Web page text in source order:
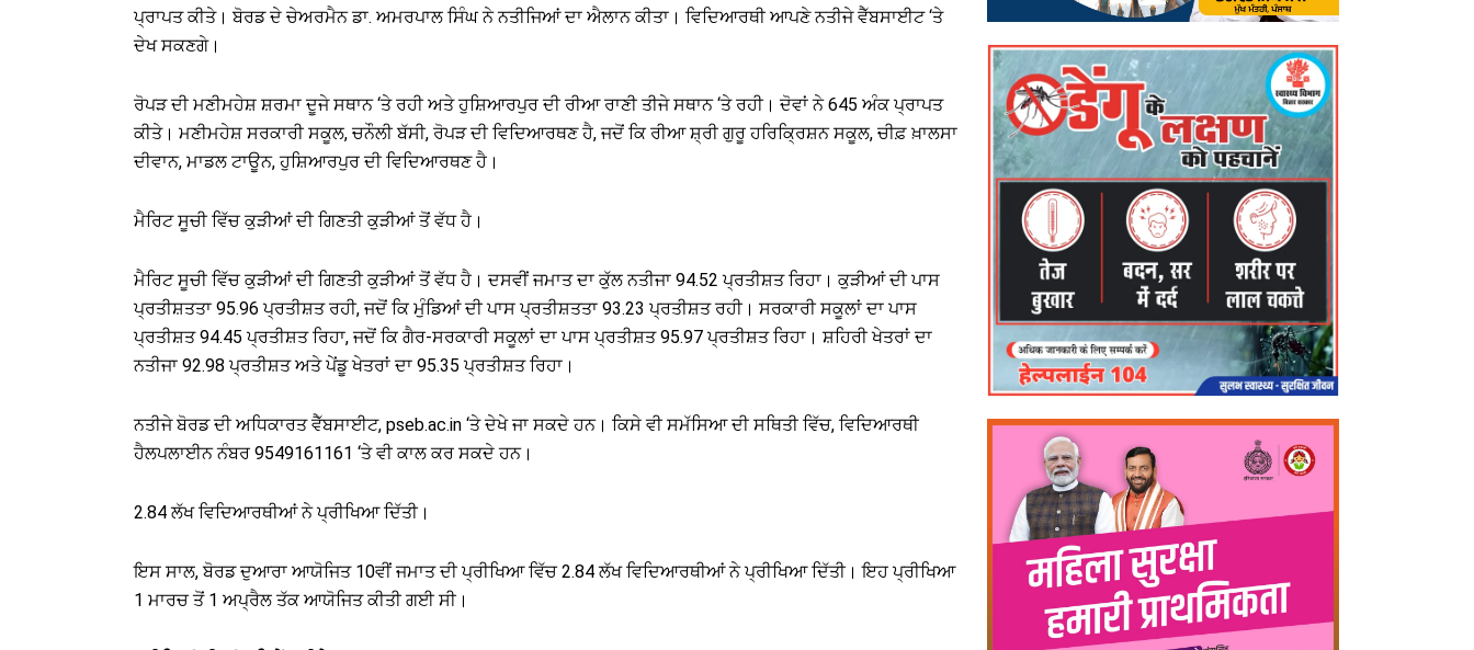
ਪ੍ਰਾਪਤ ਕੀਤੇ। ਬੋਰਡ ਦੇ ਚੇਅਰਮੈਨ ਡਾ. ਅਮਰਪਾਲ ਸਿੰਘ ਨੇ ਨਤੀਜਿਆਂ ਦਾ ਐਲਾਨ ਕੀਤਾ। ਵਿਦਿਆਰਥੀ ਆਪਣੇ ਨਤੀਜੇ ਵੈੱਬਸਾਈਟ ‘ਤੇ
ਦੇਖ ਸਕਣਗੇ।
ਰੋਪੜ ਦੀ ਮਣੀਮਹੇਸ਼ ਸ਼ਰਮਾ ਦੂਜੇ ਸਥਾਨ ‘ਤੇ ਰਹੀ ਅਤੇ ਹੁਸ਼ਿਆਰਪੁਰ ਦੀ ਰੀਆ ਰਾਣੀ ਤੀਜੇ ਸਥਾਨ ‘ਤੇ ਰਹੀ। ਦੋਵਾਂ ਨੇ 645 ਅੰਕ ਪ੍ਰਾਪਤ
ਕੀਤੇ। ਮਣੀਮਹੇਸ਼ ਸਰਕਾਰੀ ਸਕੂਲ, ਚਨੌਲੀ ਬੱਸੀ, ਰੋਪੜ ਦੀ ਵਿਦਿਆਰਥਣ ਹੈ, ਜਦੋਂ ਕਿ ਰੀਆ ਸ਼੍ਰੀ ਗੁਰੂ ਹਰਿਕ੍ਰਿਸ਼ਨ ਸਕੂਲ, ਚੀਫ਼ ਖ਼ਾਲਸਾ
ਦੀਵਾਨ, ਮਾਡਲ ਟਾਊਨ, ਹੁਸ਼ਿਆਰਪੁਰ ਦੀ ਵਿਦਿਆਰਥਣ ਹੈ।
ਮੈਰਿਟ ਸੂਚੀ ਵਿੱਚ ਕੁੜੀਆਂ ਦੀ ਗਿਣਤੀ ਕੁੜੀਆਂ ਤੋਂ ਵੱਧ ਹੈ।
ਮੈਰਿਟ ਸੂਚੀ ਵਿੱਚ ਕੁੜੀਆਂ ਦੀ ਗਿਣਤੀ ਕੁੜੀਆਂ ਤੋਂ ਵੱਧ ਹੈ। ਦਸਵੀਂ ਜਮਾਤ ਦਾ ਕੁੱਲ ਨਤੀਜਾ 94.52 ਪ੍ਰਤੀਸ਼ਤ ਰਿਹਾ। ਕੁੜੀਆਂ ਦੀ ਪਾਸ
ਪ੍ਰਤੀਸ਼ਤਤਾ 95.96 ਪ੍ਰਤੀਸ਼ਤ ਰਹੀ, ਜਦੋਂ ਕਿ ਮੁੰਡਿਆਂ ਦੀ ਪਾਸ ਪ੍ਰਤੀਸ਼ਤਤਾ 93.23 ਪ੍ਰਤੀਸ਼ਤ ਰਹੀ। ਸਰਕਾਰੀ ਸਕੂਲਾਂ ਦਾ ਪਾਸ
ਪ੍ਰਤੀਸ਼ਤ 94.45 ਪ੍ਰਤੀਸ਼ਤ ਰਿਹਾ, ਜਦੋਂ ਕਿ ਗੈਰ-ਸਰਕਾਰੀ ਸਕੂਲਾਂ ਦਾ ਪਾਸ ਪ੍ਰਤੀਸ਼ਤ 95.97 ਪ੍ਰਤੀਸ਼ਤ ਰਿਹਾ। ਸ਼ਹਿਰੀ ਖੇਤਰਾਂ ਦਾ
ਨਤੀਜਾ 92.98 ਪ੍ਰਤੀਸ਼ਤ ਅਤੇ ਪੇਂਡੂ ਖੇਤਰਾਂ ਦਾ 95.35 ਪ੍ਰਤੀਸ਼ਤ ਰਿਹਾ।
ਨਤੀਜੇ ਬੋਰਡ ਦੀ ਅਧਿਕਾਰਤ ਵੈੱਬਸਾਈਟ, pseb.ac.in ‘ਤੇ ਦੇਖੇ ਜਾ ਸਕਦੇ ਹਨ। ਕਿਸੇ ਵੀ ਸਮੱਸਿਆ ਦੀ ਸਥਿਤੀ ਵਿੱਚ, ਵਿਦਿਆਰਥੀ
ਹੈਲਪਲਾਈਨ ਨੰਬਰ 9549161161 ‘ਤੇ ਵੀ ਕਾਲ ਕਰ ਸਕਦੇ ਹਨ।
2.84 ਲੱਖ ਵਿਦਿਆਰਥੀਆਂ ਨੇ ਪ੍ਰੀਖਿਆ ਦਿੱਤੀ।
ਇਸ ਸਾਲ, ਬੋਰਡ ਦੁਆਰਾ ਆਯੋਜਿਤ 10ਵੀਂ ਜਮਾਤ ਦੀ ਪ੍ਰੀਖਿਆ ਵਿੱਚ 2.84 ਲੱਖ ਵਿਦਿਆਰਥੀਆਂ ਨੇ ਪ੍ਰੀਖਿਆ ਦਿੱਤੀ। ਇਹ ਪ੍ਰੀਖਿਆ
1 ਮਾਰਚ ਤੋਂ 1 ਅਪ੍ਰੈਲ ਤੱਕ ਆਯੋਜਿਤ ਕੀਤੀ ਗਈ ਸੀ।